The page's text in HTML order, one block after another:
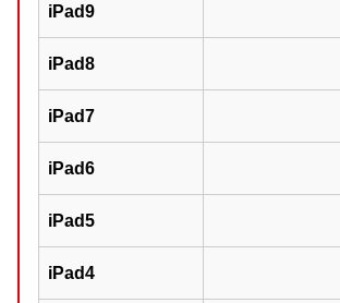
iPad9
iPad8
iPad7
iPad6
iPad5
iPad4